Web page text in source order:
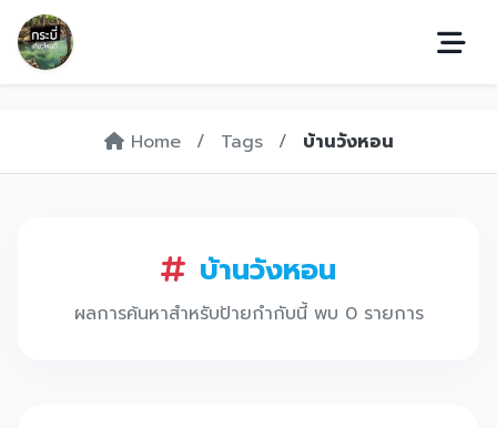
Home / Tags / บ้านวังหอน
บ้านวังหอน
ผลการค้นหาสำหรับป้ายกำกับนี้ พบ 0 รายการ